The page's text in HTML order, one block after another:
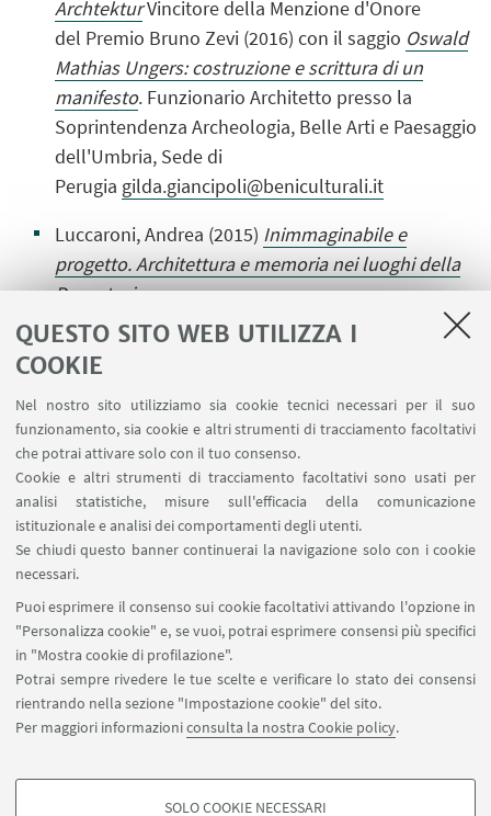
QUESTO SITO WEB UTILIZZA I
COOKIE
Nel nostro sito utilizziamo sia cookie tecnici necessari per il suo
funzionamento, sia cookie e altri strumenti di tracciamento facoltativi
che potrai attivare solo con il tuo consenso.
Cookie e altri strumenti di tracciamento facoltativi sono usati per
analisi statistiche, misure sull'efficacia della comunicazione
istituzionale e analisi dei comportamenti degli utenti.
Se chiudi questo banner continuerai la navigazione solo con i cookie
necessari.
Puoi esprimere il consenso sui cookie facoltativi attivando l'opzione in
"Personalizza cookie" e, se vuoi, potrai esprimere consensi più specifici
in "Mostra cookie di profilazione".
Potrai sempre rivedere le tue scelte e verificare lo stato dei consensi
rientrando nella sezione "Impostazione cookie" del sito.
Per maggiori informazioniconsulta la nostra Cookie policy.
SOLO COOKIE NECESSARI
ArchtekturVincitore della Menzione d'Onore
del Premio Bruno Zevi (2016) con il saggio Oswald
Mathias Ungers: costruzione e scrittura di un
manifesto. Funzionario Architetto presso la
Soprintendenza Archeologia, Belle Arti e Paesaggio
dell'Umbria, Sede di
Perugia gilda.giancipoli@beniculturali.it
Luccaroni, Andrea (2015) Inimmaginabile e
progetto. Architettura e memoria nei luoghi della
Deportazione
Mazzoli, Cecilia (2015) Sistemi tecnologici innovativi
di involucro per il recupero del patrimonio edilizio
recente. L'edilizia scolastica nel Comune di
Bologna
Monterumisi, Chiara(2015)Ragnar Östberg. Genius
loci e memorie urbane. Stockholms Stadshuset-
Nämndhuset e villa Geber
Nitti, Antonio
dello spazio urbano nel progetto di Auguste Perret
Pascale Guidotti Magnani, Daniele
architettura a Faenza nel Rinascimento. Progetti e
strategie di rinnovamento urbano nell'età di Carlo